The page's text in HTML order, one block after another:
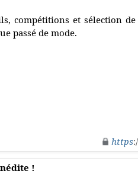
compétitions et sélection
passé de mode.
https
!